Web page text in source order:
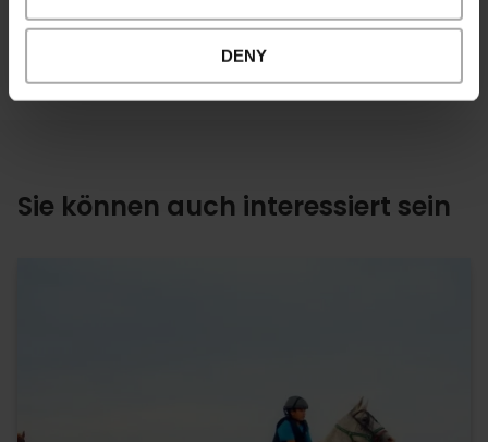
DENY
auf Tickets für Erwachsene.
Sie können auch interessiert sein